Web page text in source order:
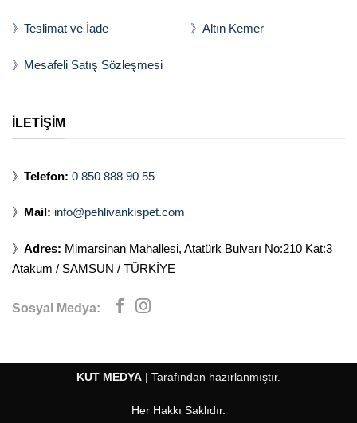
》Teslimat ve İade
》Mesafeli Satış Sözleşmesi
》Altın Kemer
İLETİŞİM
》 Telefon: 0 850 888 90 55
》 Mail: info@pehlivankispet.com
》 Adres: Mimarsinan Mahallesi, Atatürk Bulvarı No:210 Kat:3
Atakum / SAMSUN / TÜRKİYE
Sosyal Medya:
KUT MEDYA | Tarafından hazırlanmıştır.
Her Hakkı Saklıdır.